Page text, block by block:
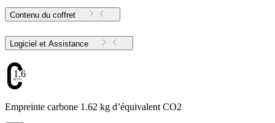
Contenu du coffret
Logiciel et Assistance
1.62
Empreinte carbone 1.62 kg d’équivalent CO2